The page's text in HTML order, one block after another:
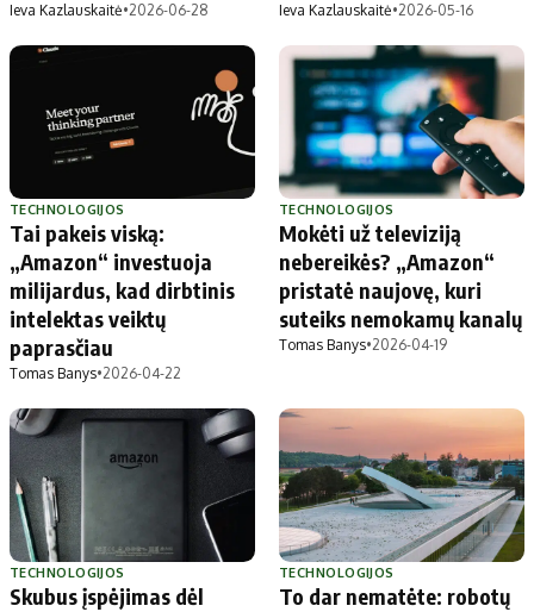
Ieva Kazlauskaitė•2026-06-28 Ieva Kazlauskaitė•2026-05-16
TECHNOLOGIJOS
Tai pakeis viską:
„Amazon“ investuoja
milijardus, kad dirbtinis
intelektas veiktų
paprasčiau
Tomas Banys•2026-04-22
TECHNOLOGIJOS
Mokėti už televiziją
nebereikės? „Amazon“
pristatė naujovę, kuri
suteiks nemokamų kanalų
Tomas Banys•2026-04-19
TECHNOLOGIJOS
Skubus įspėjimas dėl
TECHNOLOGIJOS
To dar nematėte: robotų